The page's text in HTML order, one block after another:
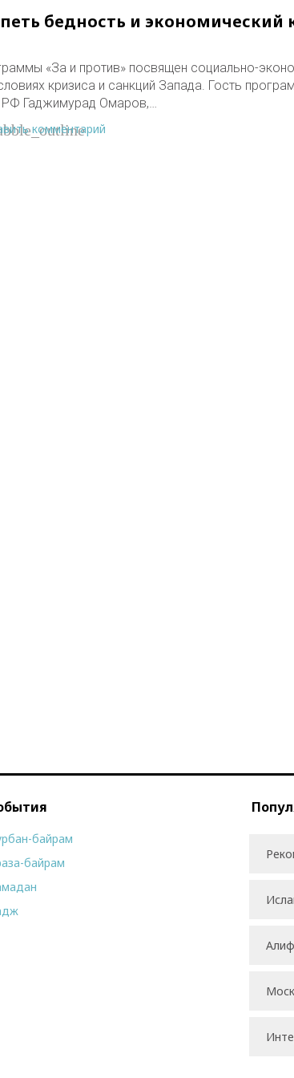
бедность и экономический
«За и против» посвящен социально-
кризиса и санкций Запада. Гость
РФ Гаджимурад Омаров,…
комментарий
байрам
байрам